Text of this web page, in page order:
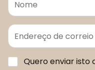
Quero enviar isto